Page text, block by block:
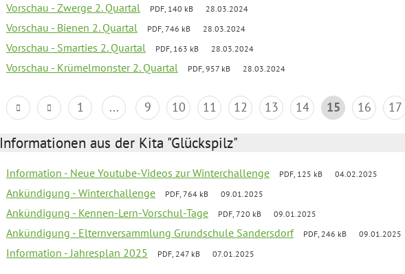
Vorschau - Zwerge 2. Quartal PDF, 140 kB 28.03.2024
Vorschau - Bienen 2. Quartal PDF, 746 kB 28.03.2024
Vorschau - Smarties 2. Quartal PDF, 163 kB 28.03.2024
Vorschau - Krümelmonster 2. Quartal PDF, 957 kB 28.03.2024
1 ... 9 10 11 12 13 14 15 16 17
Informationen aus der Kita "Glückspilz"
Information - Neue Youtube-Videos zur Winterchallenge PDF, 125 kB 04.02.2025
Ankündigung - Winterchallenge PDF, 764 kB 09.01.2025
Ankündigung - Kennen-Lern-Vorschul-Tage PDF, 720 kB 09.01.2025
Ankündigung - Elternversammlung Grundschule Sandersdorf PDF, 246 kB 09.01.2025
Information - Jahresplan 2025 PDF, 247 kB 07.01.2025